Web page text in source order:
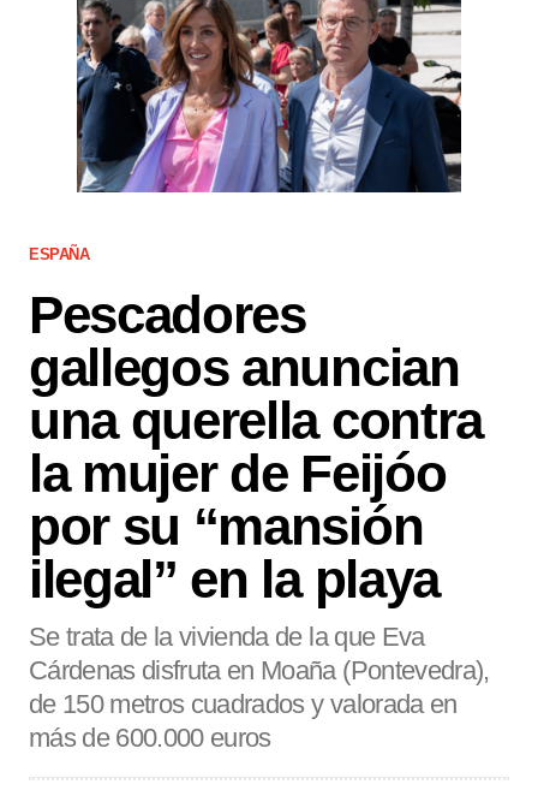
ESPAÑA
Pescadores
gallegos anuncian
una querella contra
la mujer de Feijóo
por su “mansión
ilegal” en la playa
Se trata de la vivienda de la que Eva
Cárdenas disfruta en Moaña (Pontevedra),
de 150 metros cuadrados y valorada en
más de 600.000 euros